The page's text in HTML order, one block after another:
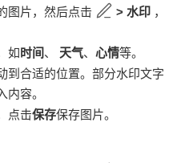
图片，然后点击 > 水印 ，
如时间、 天气、心情等。
到合适的位置。部分水印文字
内容。
点击保存保存图片。